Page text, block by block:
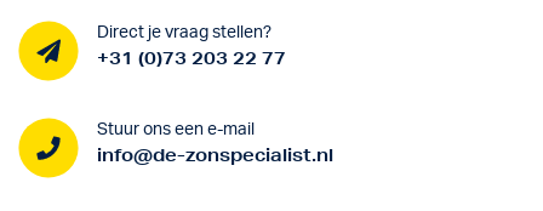
Direct je vraag stellen?
+31 (0)73 203 22 77
Stuur ons een e-mail
info@de-zonspecialist.nl